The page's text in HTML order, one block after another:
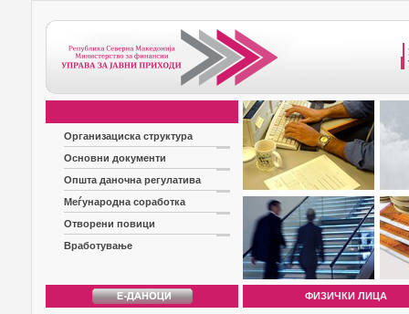
Организациска структура
Основни документи
Општа даночна регулатива
Меѓународна соработка
Отворени повици
Вработување
ФИЗИЧКИ ЛИЦА